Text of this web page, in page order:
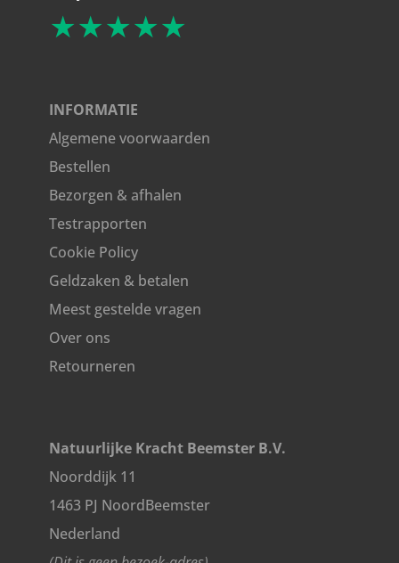
★★★★★
INFORMATIE
Algemene voorwaarden
Bestellen
Bezorgen & afhalen
Testrapporten
Cookie Policy
Geldzaken & betalen
Meest gestelde vragen
Over ons
Retourneren
Natuurlijke Kracht Beemster B.V.
Noorddijk 11
1463 PJ NoordBeemster
Nederland